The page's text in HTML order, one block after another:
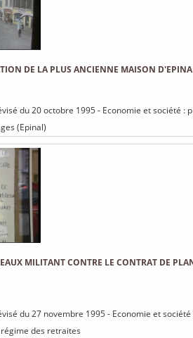
DE LA PLUS ANCIENNE MAISON
du 20 octobre 1995 - Economie et société
(Epinal)
MILITANT CONTRE LE CONTRAT DE
du 27 novembre 1995 - Economie et
des retraites